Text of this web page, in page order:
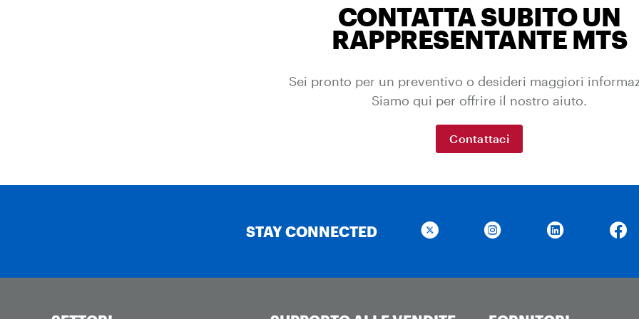
CONTATTA SUBITO UN
RAPPRESENTANTE MTS
Sei pronto per un preventivo o desideri maggiori
Siamo qui per offrire il nostro aiuto.
Contattaci
STAY CONNECTED